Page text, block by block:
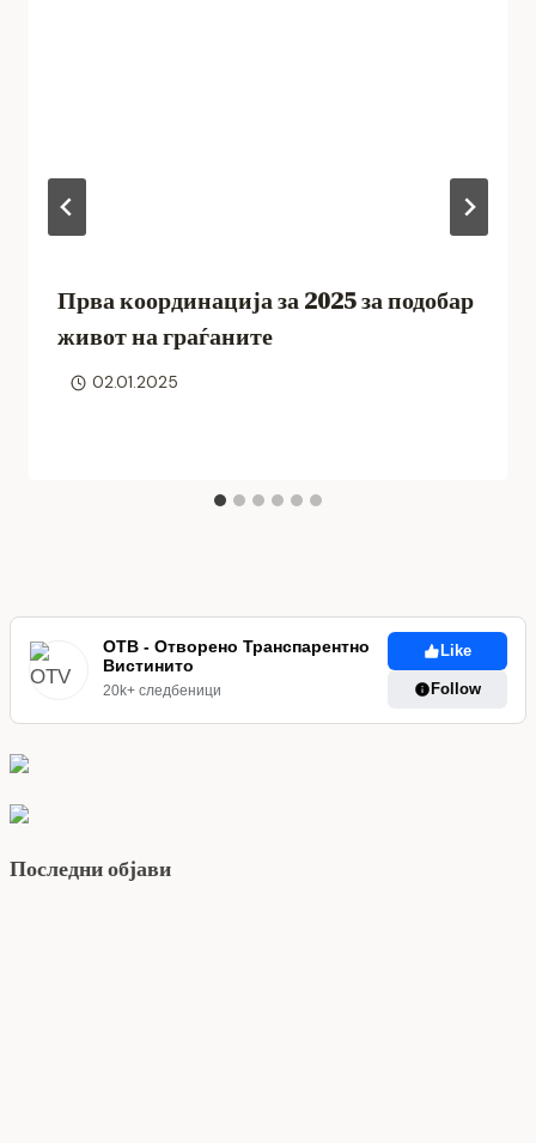
Прва координација за 2025 за подобар
живот на граѓаните
02.01.2025
ОТВ - Отворено Транспарентно
Вистинито
20k+ следбеници
Like
Follow
Последни објави